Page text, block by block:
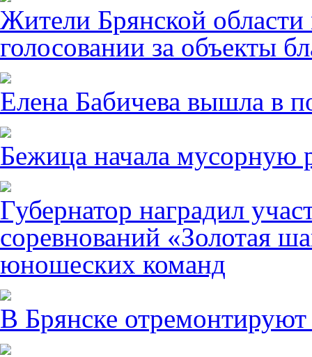
Жители Брянской области
голосовании за объекты
Елена Бабичева вышла в
Бежица начала мусорную
Губернатор наградил
соревнований «Золотая
юношеских команд
В Брянске